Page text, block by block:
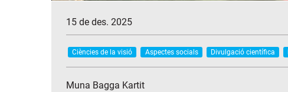
15 de des. 2025
Ciències de la visió Aspectes socials Divulgació científica
Muna Bagga Kartit